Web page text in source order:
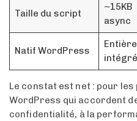
Taille du script
~15KB
async
Natif WordPress
intégré
Le constat est net : pour
WordPress qui accordent
confidentialité, à la